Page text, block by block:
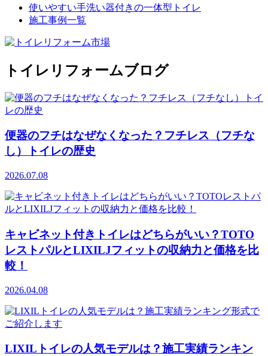
使いやすい手洗い器付きの一体型トイレ
施工事例一覧
トイレリフォームブログ
便器のフチはなぜなくなった？フチレス（フチな
し）トイレの歴史
2026.07.08
キャビネット付きトイレはどちらがいい？TOTO
レストパルとLIXILJフィットの収納力と価格を比
較！
2026.04.08
LIXILトイレの人気モデルは？施工実績ランキン